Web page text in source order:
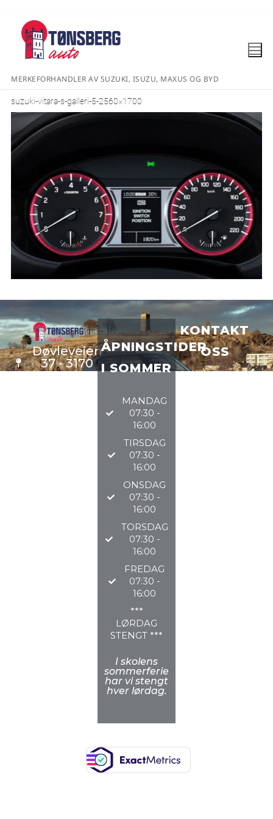
MERKEFORHANDLER AV SUZUKI, ISUZU, MAXUS OG BYD
suzuki-vitara-s-galleri-5-2560×1700
Døvleveien
37 - 3170
Sem
ÅPNINGSTIDER
I SOMMER
MANDAG
07:30 -
16:00
TIRSDAG
07:30 -
16:00
ONSDAG
07:30 -
16:00
TORSDAG
07:30 -
16:00
FREDAG
07:30 -
16:00
***
LØRDAG
STENGT ***
I skolens
sommerferie
har vi stengt
hver lørdag.
KONTAKT
OSS